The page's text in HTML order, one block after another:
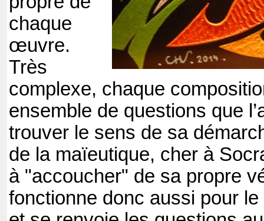
chaque
œuvre.
Très
complexe, chaque
ensemble de questions que
trouver le sens de sa
de la maïeutique, cher à
à "accoucher" de sa propre
fonctionne donc aussi pour